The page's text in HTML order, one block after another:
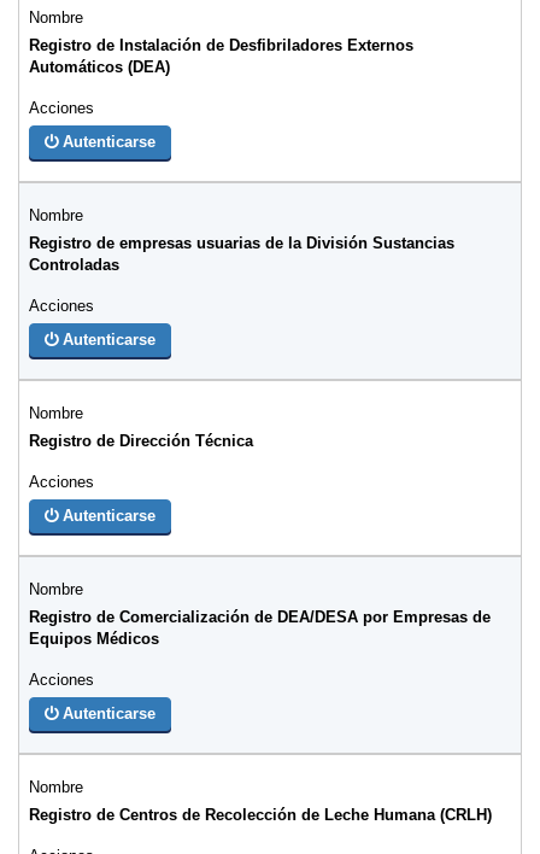
Registro de Instalación de Desfibriladores Externos
Automáticos (DEA)
Autenticarse
Registro de empresas usuarias de la División Sustancias
Controladas
Autenticarse
Registro de Dirección Técnica
Autenticarse
Registro de Comercialización de DEA/DESA por Empresas de
Equipos Médicos
Autenticarse
Registro de Centros de Recolección de Leche Humana (CRLH)